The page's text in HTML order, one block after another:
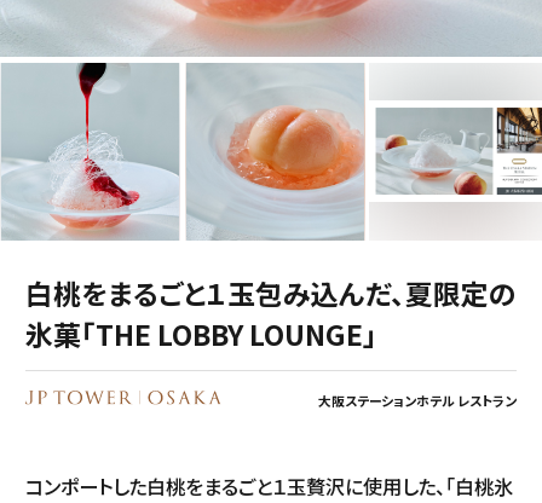
白桃をまるごと１玉包み込んだ、夏限定の
氷菓「THE LOBBY LOUNGE」
大阪ステーションホテル レストラン
コンポートした白桃をまるごと１玉贅沢に使用した、「白桃氷